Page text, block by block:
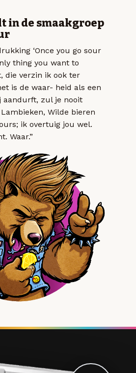
in de smaakgroep
‘Once you go sour
thing you want to
die verzin ik ook ter
is de waar- heid als een
aandurft, zul je nooit
Wilde bieren
ik overtuig jou wel.
Waar.”